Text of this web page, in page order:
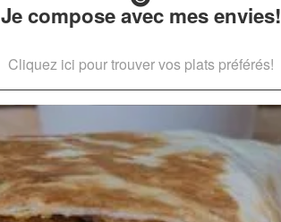
Je compose avec mes envies!
Cliquez ici pour trouver vos plats préférés!